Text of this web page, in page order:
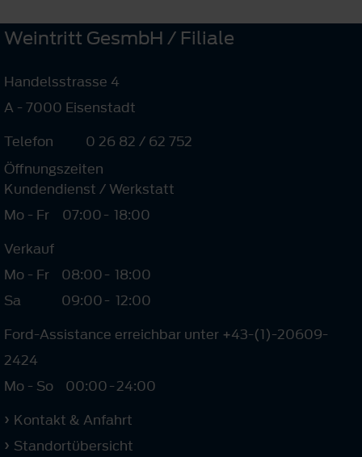
Weintritt GesmbH / Filiale
Handelsstrasse 4
A - 7000 Eisenstadt
Telefon
0 26 82 / 62 752
Öffnungszeiten
Kundendienst / Werkstatt
Mo - Fr
07:00- 18:00
Verkauf
Mo - Fr
08:00- 18:00
Sa
09:00- 12:00
Ford-Assistance erreichbar unter +43-(1)-20609-
2424
Mo - So
00:00-24:00
Kontakt & Anfahrt
Standortübersicht